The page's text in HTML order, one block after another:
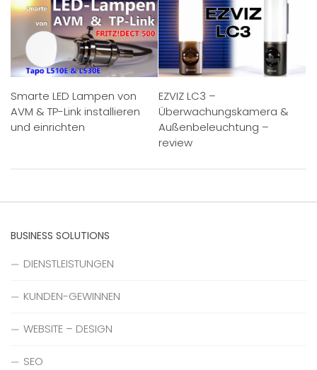
Smarte LED Lampen von
AVM & TP-Link installieren
und einrichten
EZVIZ LC3 –
Überwachungskamera &
Außenbeleuchtung –
review
BUSINESS SOLUTIONS
DIENSTLEISTUNGEN
KUNDEN-GEWINNEN
WEBSITE – DESIGN
SEO